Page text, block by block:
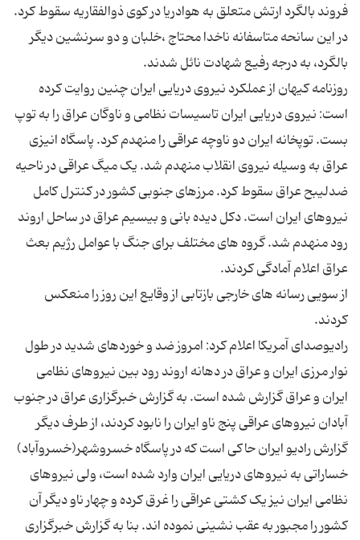
فروند بالگرد ارتش متعلق به هوادریا در کوی ذوالفقاریه سقوط کرد.
در این سانحه متاسفانه ناخدا محتاج ،خلبان و دو سرنشین دیگر
روزنامه کیهان از عملکرد نیروی دریایی ایران چنین روایت کرده
است: نیروی دریایی ایران تاسیسات نظامی و ناوگان عراق را به توپ
بست. توپخانه ایران دو ناوچه عراقی را منهدم کرد. پاسگاه انیزی
عراق به وسیله نیروی انقلاب منهدم شد. یک میگ عراقی در ناحیه
ضدلیبح عراق سقوط کرد. مرزهای جنوبی کشور در کنترل کامل
نیروهای ایران است. دکل دیده بانی و بیسیم عراق در ساحل اروند
رود منهدم شد. گروه های مختلف برای جنگ با عوامل رژیم بعث
از سویی رسانه های خارجی بازتابی از وقایع این روز را منعکس
رادیوصدای آمریکا اعلام کرد: امروز ضد و خوردهای شدید در طول
نوار مرزی ایران و عراق در دهانه اروند رود بین نیروهای نظامی
ایران و عراق گزارش شده است. به گزارش خبرگزاری عراق در جنوب
آبادان نیروهای عراقی پنج ناو ایران را نابود کردند، از طرف دیگر
گزارش رادیو ایران حاکی است که در پاسگاه خسروشهر(خسروآباد)
خساراتی به نیروهای دریایی ایران وارد شده است، ولی نیروهای
نظامی ایران نیز یک کشتی عراقی را غرق کرده و چهار ناو دیگر آن
کشور را مجبور به عقب نشینی نموده اند. بنا به گزارش خبرگزاری